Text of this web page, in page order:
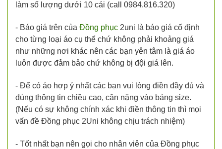
làm số lượng dưới 10 cái (call 0984.816.320)
- Báo giá trên của Đồng phục 2uni là báo giá cố định
cho từng loại áo cụ thể chứ không phải khoảng giá
như những nơi khác nên các bạn yên tâm là giá áo
luôn được đảm bảo chứ không bị đội giá lên.
- Để có áo hợp ý nhất các bạn vui lòng điền đầy đủ và
đúng thông tin chiều cao, cân nặng vào bảng size.
(Nếu có sự không chính xác khi điền thông tin thì mọi
vấn đề Đồng phục 2Uni không chịu trách nhiệm)
- Tốt nhất bạn nên gọi cho nhân viên của Đồng phục